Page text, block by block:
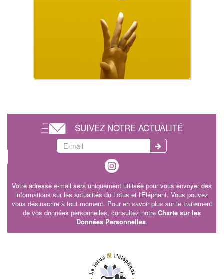
SUIVEZ NOTRE ACTUALITÉ
Votre adresse e-mail sera uniquement utilisée pour vous envoyer des
informations sur les actualités du Lotus et l'Eléphant. Vous pouvez
vous désinscrire à tout moment. Pour en savoir plus sur le traitement
de vos données personnelles, consultez notre Charte sur les
Données Personnelles.